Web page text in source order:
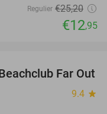
Regulier €25,20
€12,95
38%
Far Out
9.4 star